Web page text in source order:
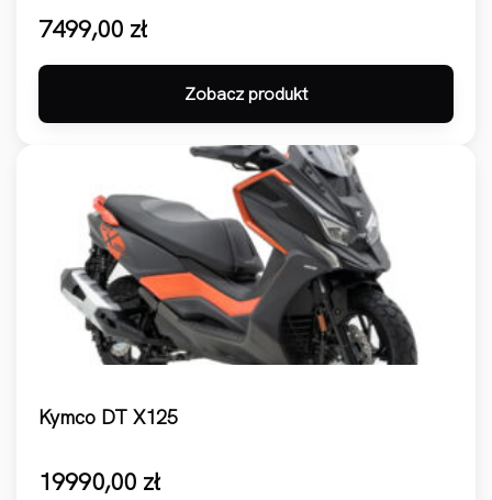
7499,00 zł
Zobacz produkt
Kymco DT X125
19990,00 zł